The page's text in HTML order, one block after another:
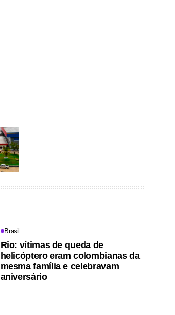
Brasil
Rio: vítimas de queda de
helicóptero eram colombianas da
mesma família e celebravam
aniversário